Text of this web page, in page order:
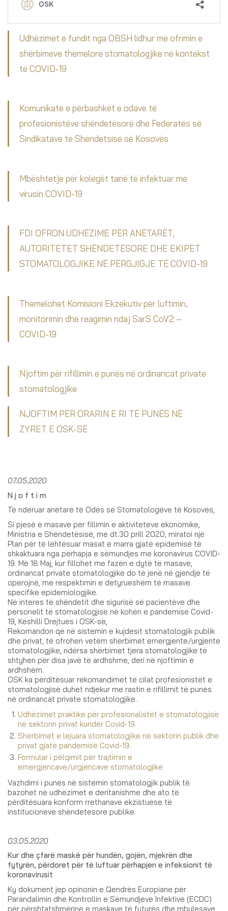
Udhëzimet e fundit nga OBSH lidhur me ofrimin e
shërbimeve themelore stomatologjike në kontekst
të COVID-19
Komunikatë e përbashkët e odave të
profesionistëve shëndetësorë dhe Federatës së
Sindikatave të Shëndetsisë së Kosovës
Mbështetje për kolegët tanë të infektuar me
virusin COVID-19
FDI OFRON UDHËZIME PËR ANËTARËT,
AUTORITETET SHËNDETËSORE DHE EKIPET
STOMATOLOGJIKE NË PËRGJIGJE TË COVID-19
Themelohet Komisioni Ekzekutiv për luftimin,
monitorimin dhe reagimin ndaj SarS CoV2 –
COVID-19
Njoftim për rifillimin e punës në ordinancat private
stomatologjike
NJOFTIM PËR ORARIN E RI TË PUNËS NË
ZYRET E OSK-SË
07.05.2020
N j o f t i m
Të nderuar anëtarë të Odës së Stomatologëve të Kosovës,
Si pjesë e masave për fillimin e aktiviteteve ekonomike,
Ministria e Shëndetësisë, me dt.30 prill 2020, miratoi një
Plan për të lehtësuar masat e marra gjatë epidemisë të
shkaktuara nga përhapja e sëmundjes me koronavirus COVID-
19. Më 18 Maj, kur fillohet me fazën e dytë të masave,
ordinancat private stomatologjike do të jenë në gjendje të
operojnë, me respektimin e detyrueshëm të masave
specifike epidemiologjike.
Në interes të shëndetit dhe sigurisë së pacientëve dhe
personelit të stomatologjisë në kohën e pandemisë Covid-
19, Këshilli Drejtues i OSK-së,
Rekomandon që në sistemin e kujdesit stomatologjik publik
dhe privat, të ofrohen vetëm shërbimet emergjente/urgjente
stomatologjike, ndërsa shërbimet tjera stomatologjike të
shtyhen për disa javë të ardhshme, deri në njoftimin e
ardhshëm.
OSK ka përditësuar rekomandimet të cilat profesionistët e
stomatologjisë duhet ndjekur me rastin e rifillimit të punës
në ordinancat private stomatologjike.
Udhëzimet praktike për profesionalistët e stomatologjisë
në sektorin privat kundër Covid-19.
Shërbimet e lejuara stomatologjike në sektorin publik dhe
privat gjatë pandemisë Covid-19.
Formular i pëlqimit për trajtimin e
emergjencave/urgjencave stomatologjike
Vazhdimi i punës në sistemin stomatologjik publik të
bazohet në udhëzimet e deritanishme dhe ato të
përditësuara konform rrethanave ekzistuese të
institucioneve shëndetesore publike.
03.05.2020
Kur dhe çfarë maskë për hundën, gojën, mjekrën dhe
fytyrën, përdoret për të luftuar përhapjen e infeksionit të
koronavirusit
Ky dokument jep opinonin e Qendrës Europiane për
Parandalimin dhe Kontrollin e Sëmundjeve Infektive (ECDC)
për përshtatshmërinë e maskave të fytyrës dhe mbulesave